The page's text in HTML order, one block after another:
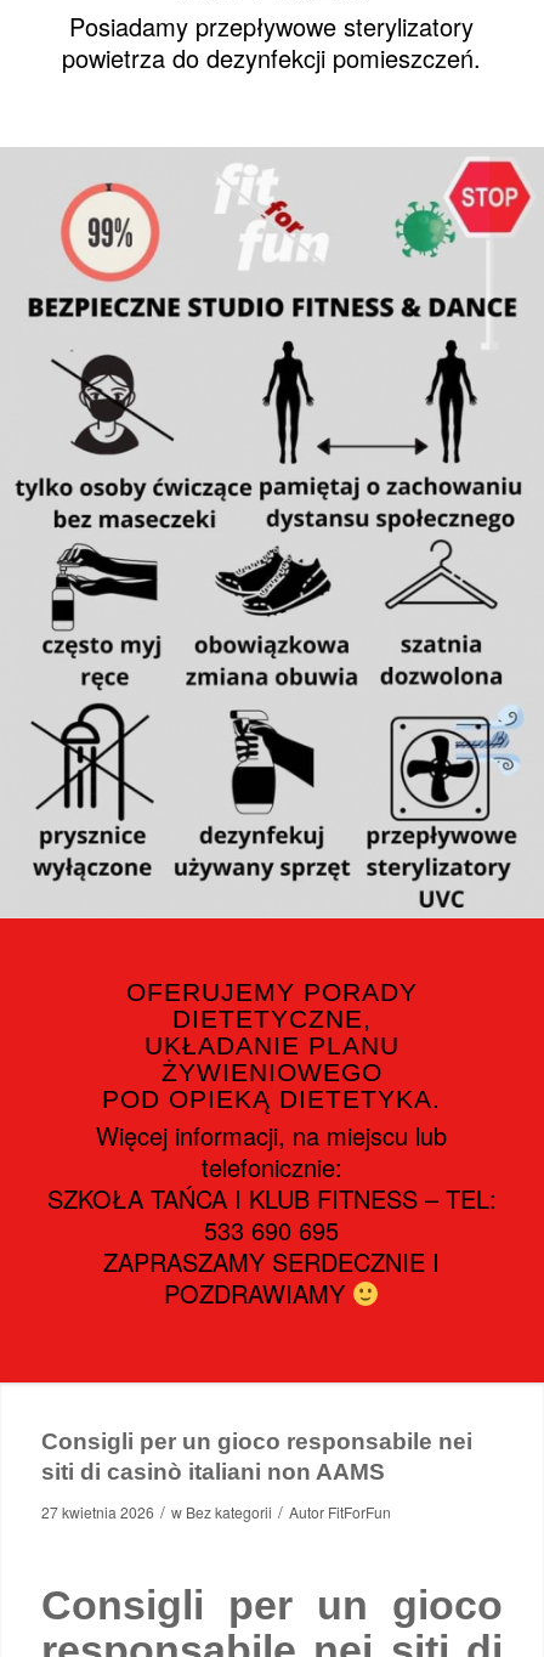
Posiadamy przepływowe sterylizatory
powietrza do dezynfekcji pomieszczeń.
OFERUJEMY PORADY
DIETETYCZNE,
UKŁADANIE PLANU
ŻYWIENIOWEGO
POD OPIEKĄ DIETETYKA.
Więcej informacji, na miejscu lub
telefonicznie:
SZKOŁA TAŃCA I KLUB FITNESS – TEL:
533 690 695
ZAPRASZAMY SERDECZNIE I
POZDRAWIAMY
Consigli per un gioco responsabile nei
siti di casinò italiani non AAMS
27 kwietnia 2026 / w Bez kategorii / Autor FitForFun
Consigli per un gioco